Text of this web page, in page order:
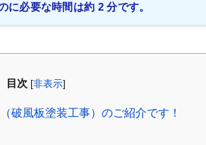
に必要な時間は約 2 分です。
目次 [非表示]
破風板塗装工事）のご紹介です！